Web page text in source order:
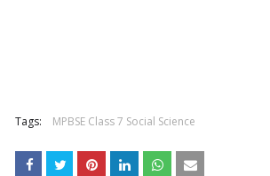
Tags: MPBSE Class 7 Social Science